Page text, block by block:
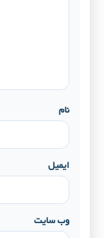
نام
ایمیل
وب‌ سایت